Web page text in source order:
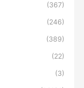
(367)
(246)
(389)
(22)
(3)